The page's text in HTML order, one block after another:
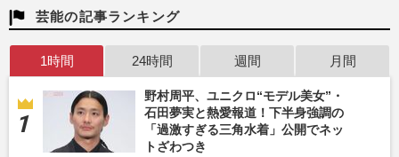
芸能の記事ランキング
1時間 24時間 週間 月間
野村周平、ユニクロ“モデル美女”・
石田夢実と熱愛報道！下半身強調の
「過激すぎる三角水着」公開でネッ
トざわつき